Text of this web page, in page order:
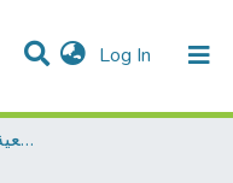
Log In (current)
Dissertations & Theses الرسائل الجامعية